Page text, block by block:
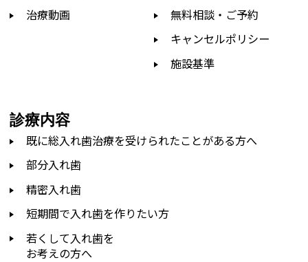
治療動画
無料相談・ご予約
キャンセルポリシー
施設基準
診療内容
既に総入れ歯治療を受けられたことがある方へ
部分入れ歯
精密入れ歯
短期間で入れ歯を作りたい方
若くして入れ歯を
お考えの方へ